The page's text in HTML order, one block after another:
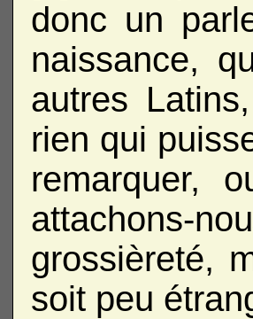
donc un
naissance,
autres
rien qui
remarquer,
attachons-nou
grossièreté,
soit peu